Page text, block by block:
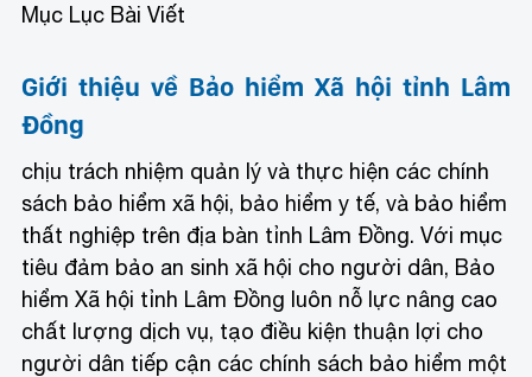
Mục Lục Bài Viết
Giới thiệu về Bảo hiểm Xã hội tỉnh Lâm
Đồng
chịu trách nhiệm quản lý và thực hiện các chính
sách bảo hiểm xã hội, bảo hiểm y tế, và bảo hiểm
thất nghiệp trên địa bàn tỉnh Lâm Đồng. Với mục
tiêu đảm bảo an sinh xã hội cho người dân, Bảo
hiểm Xã hội tỉnh Lâm Đồng luôn nỗ lực nâng cao
chất lượng dịch vụ, tạo điều kiện thuận lợi cho
người dân tiếp cận các chính sách bảo hiểm một